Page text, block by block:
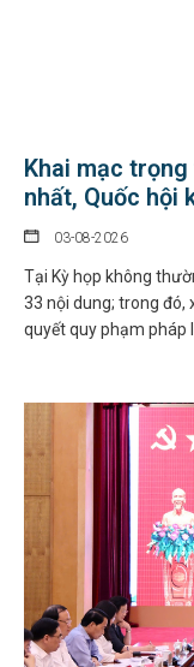
Khai mạc
nhất, Quốc hội
03-08-2026
Tại Kỳ họp không
33 nội dung; trong đó,
quyết quy phạm pháp